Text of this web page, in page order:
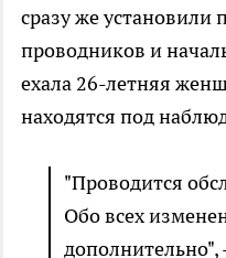
сразу же установили
проводников и
ехала 26-летняя
находятся под
"Проводится
Обо всех
дополнительно",